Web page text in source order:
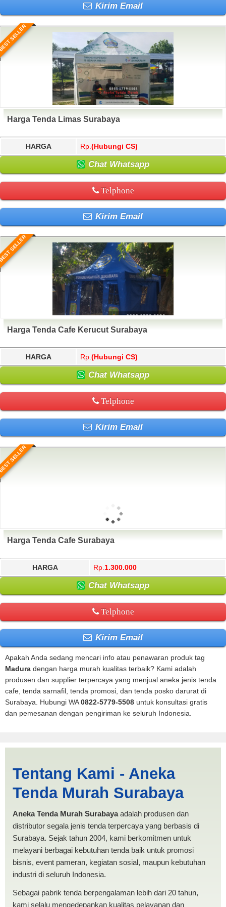
Kirim Email
SELLER
Harga Tenda Limas Surabaya
HARGA Rp. (Hubungi CS)
Chat Whatsapp
Telphone
Kirim Email
SELLER
Harga Tenda Cafe Kerucut Surabaya
HARGA Rp. (Hubungi CS)
Chat Whatsapp
Telphone
Kirim Email
SELLER
Harga Tenda Cafe Surabaya
HARGA Rp. 1.300.000
Chat Whatsapp
Telphone
Kirim Email
Apakah Anda sedang mencari info atau penawaran produk tag
Madura dengan harga murah kualitas terbaik? Kami adalah
produsen dan supplier terpercaya yang menjual aneka jenis tenda
cafe, tenda sarnafil, tenda promosi, dan tenda posko darurat di
Surabaya. Hubungi WA0822-5779-5508 untuk konsultasi gratis
dan pemesanan dengan pengiriman ke seluruh Indonesia.
TENDA MURAH
Tentang Kami - Aneka
Tenda Murah Surabaya
Aneka Tenda Murah Surabayaadalah produsen dan
distributor segala jenis tenda terpercaya yang berbasis di
Surabaya. Sejak tahun 2004, kami berkomitmen untuk
melayani berbagai kebutuhan tenda baik untuk promosi
bisnis, event pameran, kegiatan sosial, maupun kebutuhan
industri di seluruh Indonesia.
Sebagai pabrik tenda berpengalaman lebih dari 20 tahun,
kami selalu mengedepankan kualitas pelayanan dan